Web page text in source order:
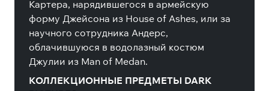
Картера, нарядившегося в армейскую
форму Джейсона из House of Ashes, или за
научного сотрудника Андерс,
облачившуюся в водолазный костюм
Джулии из Man of Medan.
КОЛЛЕКЦИОННЫЕ ПРЕДМЕТЫ DARK